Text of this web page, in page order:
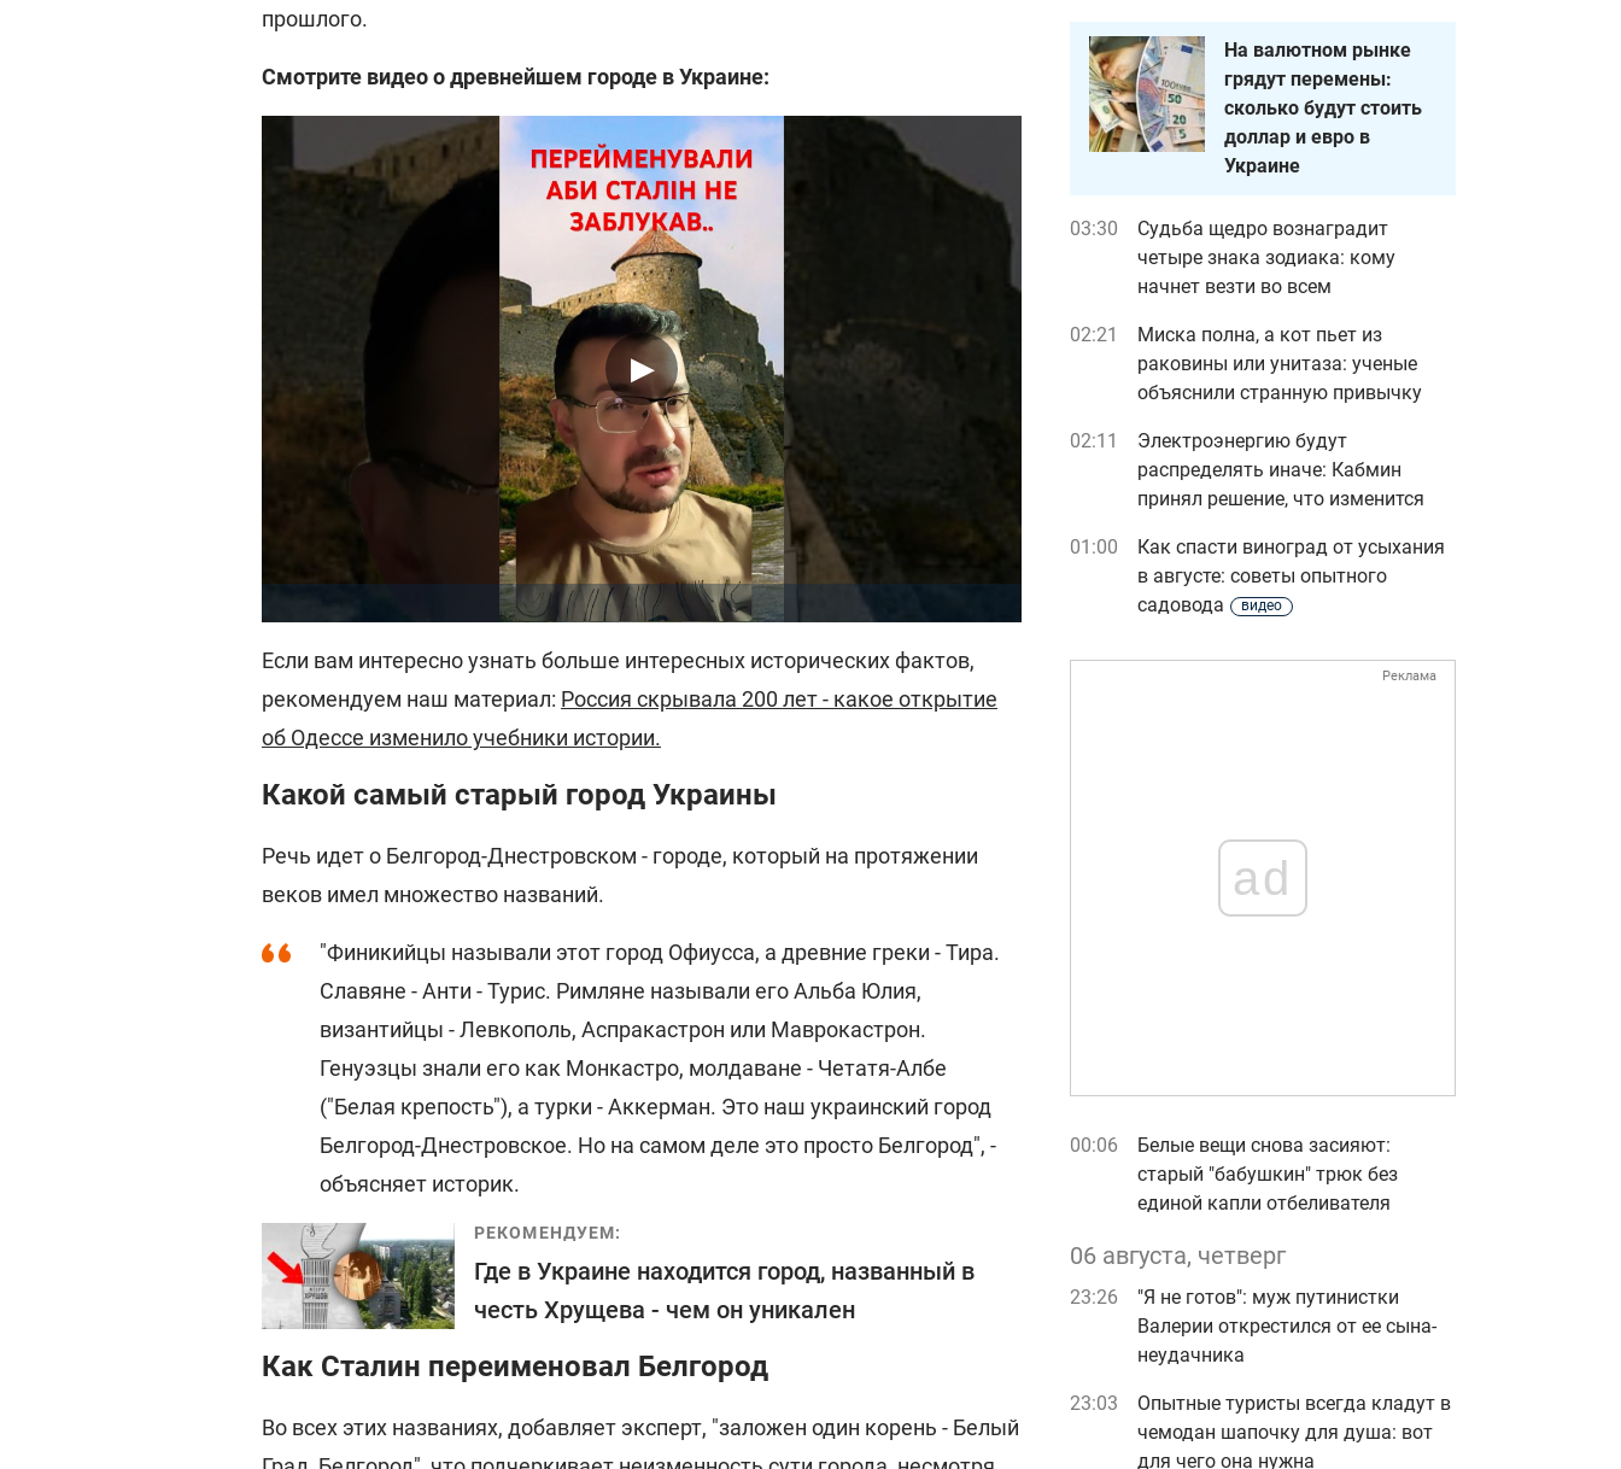
прошлого.
Смотрите видео о древнейшем городе в Украине:
Если вам интересно узнать больше интересных исторических фактов,
рекомендуем наш материал: Россия скрывала 200 лет - какое открытие
об Одессе изменило учебники истории.
Какой самый старый город Украины
Речь идет о Белгород-Днестровском - городе, который на протяжении
веков имел множество названий.
"Финикийцы называли этот город Офиусса, а древние греки - Тира.
Славяне - Анти - Турис. Римляне называли его Альба Юлия,
византийцы - Левкополь, Аспракастрон или Маврокастрон.
Генуэзцы знали его как Монкастро, молдаване - Четатя-Албе
("Белая крепость"), а турки - Аккерман. Это наш украинский город
Белгород-Днестровское. Но на самом деле это просто Белгород", -
объясняет историк.
РЕКОМЕНДУЕМ:
Где в Украине находится город, названный в
честь Хрущева - чем он уникален
Как Сталин переименовал Белгород
Во всех этих названиях, добавляет эксперт, "заложен один корень - Белый
На валютном рынке
грядут перемены:
сколько будут стоить
доллар и евро в
Украине
03:30
Судьба щедро вознаградит
четыре знака зодиака: кому
начнет везти во всем
02:21
Миска полна, а кот пьет из
раковины или унитаза: ученые
объяснили странную привычку
02:11
Электроэнергию будут
распределять иначе: Кабмин
принял решение, что изменится
01:00
Как спасти виноград от усыхания
в августе: советы опытного
садовода
видео
Реклама
ad
00:06
Белые вещи снова засияют:
старый "бабушкин" трюк без
единой капли отбеливателя
06 августа, четверг
23:26
"Я не готов": муж путинистки
Валерии открестился от ее сына-
неудачника
23:03
Опытные туристы всегда кладут в
чемодан шапочку для душа: вот
для чего она нужна